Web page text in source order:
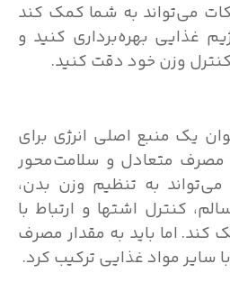
می‌تواند به شما کمک کند
غذایی بهره‌برداری کنید و
وزن خود دقت کنید.
یک منبع اصلی انرژی برای
متعادل و سلامت‌محور
به تنظیم وزن بدن،
کنترل اشتها و ارتباط با
اما باید به مقدار مصرف
سایر مواد غذایی ترکیب کرد.